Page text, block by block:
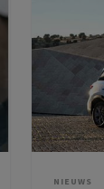
NIEUWS